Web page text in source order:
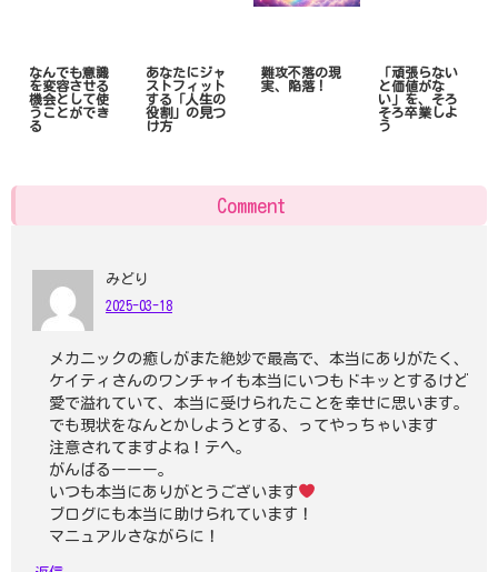
なんでも意識
を変容させる
機会として使
うことができ
る
あなたにジャ
ストフィット
する「人生の
役割」の見つ
け方
難攻不落の現
実、陥落！
「頑張らない
と価値がな
い」を、そろ
そろ卒業しよ
う
Comment
みどり
2025-03-18
メカニックの癒しがまた絶妙で最高で、本当にありがたく、
ケイティさんのワンチャイも本当にいつもドキッとするけど
愛で溢れていて、本当に受けられたことを幸せに思います。
でも現状をなんとかしようとする、ってやっちゃいます
注意されてますよね！テヘ。
がんばるーーー。
いつも本当にありがとうございます
ブログにも本当に助けられています！
マニュアルさながらに！